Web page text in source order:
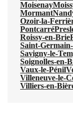
Moisenay
Mormant
Ozoir-la-
Pontcarré
Roissy-en-Brie
Saint-
Savigny-le-
Soignolles-en-
Vaux-le-Pénil
Villeneuve-le-
Villiers-en-